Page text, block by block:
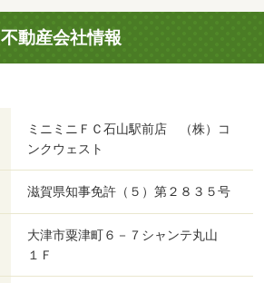
不動産会社情報
ミニミニＦＣ石山駅前店 （株）コ
ンクウェスト
滋賀県知事免許（５）第２８３５号
大津市粟津町６－７シャンテ丸山
１Ｆ